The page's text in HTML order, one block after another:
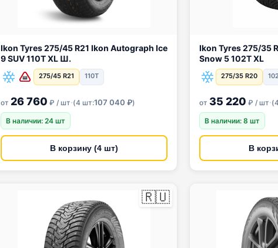
Ikon Tyres 275/45 R21 Ikon Autograph Ice
9 SUV 110T XL Ш.
275/45 R21 110T
от 26 760 ₽ / шт·(4 шт:107 040 ₽)
В наличии: 24 шт
В корзину (4 шт)
Ikon Tyres 275/35 R20 Ikon Autograph
Snow 5 102T XL
275/35 R20
от 35 220 ₽ / шт·(
В наличии: 8 шт
В
🇷🇺